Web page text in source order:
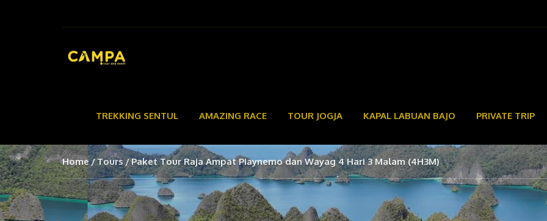
TREKKING SENTUL AMAZING RACE TOUR JOGJA KAPAL LABUAN BAJO PRIVATE TRIP
Home Tours Paket Tour Raja Ampat Piaynemo dan Wayag 4 Hari 3 Malam (4H3M)